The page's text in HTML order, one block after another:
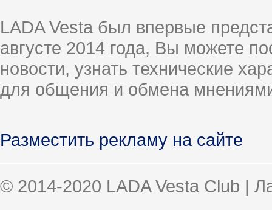
LADA Vesta был впервые
августе 2014 года, Вы можете
новости, узнать технические
для общения и обмена
Разместить рекламу на сайте
© 2014-2020 LADA Vesta Club |